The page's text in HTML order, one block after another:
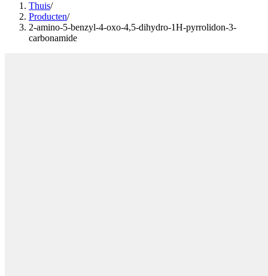
Thuis/
Producten/
2-amino-5-benzyl-4-oxo-4,5-dihydro-1H-pyrrolidon-3-
carbonamide